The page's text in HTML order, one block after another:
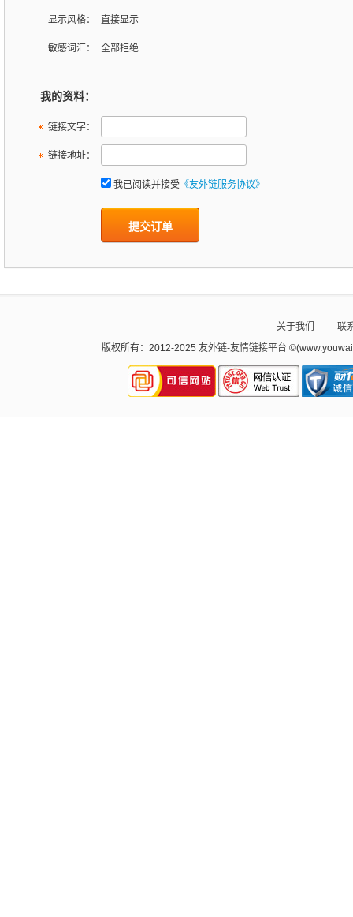
显示风格： 直接显示
敏感词汇： 全部拒绝
我的资料：
链接文字：
链接地址：
我已阅读并接受 《友外链服务协议》
提交订单
关于我们
联
版权所有：2012-2025 友外链-友情链接平台